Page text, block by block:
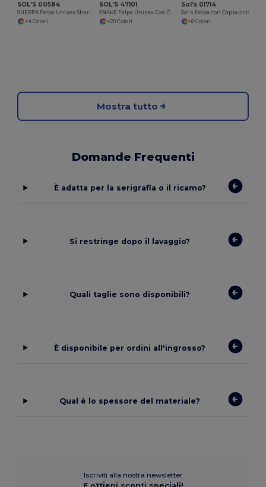
SOL'S 00584
SHERPA Felpa Unisex Sherpa Con Cappuccio
+4 Colori
SOL'S 47101
SNAKE Felpa Unisex Con Cappuccio
+20 Colori
Sol's 01714
+8 Colori
Mostra tutto
Domande Frequenti
È adatta per la serigrafia o il ricamo?
Si restringe dopo il lavaggio?
Quali taglie sono disponibili?
È disponibile per ordini all'ingrosso?
Qual è lo spessore del materiale?
Iscriviti alla nostra newsletter